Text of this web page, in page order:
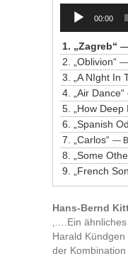
Audio-
Player
00:00
1. „Zagreb“ —
2.
„Oblivion“ —
3.
„A NIght In
4.
„Air Dance“
5.
„How
6.
„Spanish
7.
„Carlos“ —
8.
„Some
9.
„French
Hans-Bernd
‚….Ein
Harald
der